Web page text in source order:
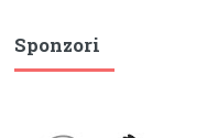
Sponzori